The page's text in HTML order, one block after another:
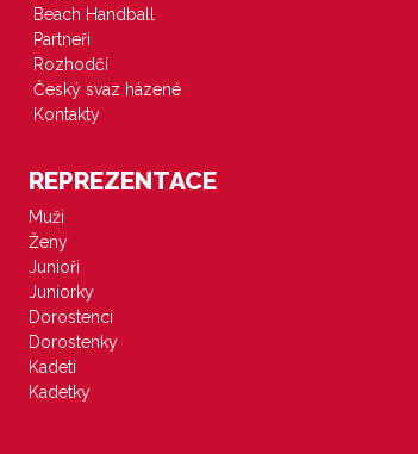
Beach Handball
Partneři
Rozhodčí
Český svaz házené
Kontakty
REPREZENTACE
Muži
Ženy
Junioři
Juniorky
Dorostenci
Dorostenky
Kadeti
Kadetky